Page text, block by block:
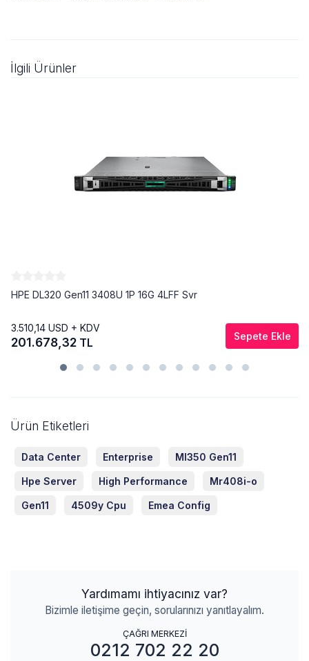
İlgili Ürünler
HPE DL320 Gen11 3408U 1P 16G 4LFF Svr
3.510,14 USD + KDV
201.678,32 TL Sepete Ekle
Ürün Etiketleri
Data Center Enterprise Ml350 Gen11
Hpe Server High Performance Mr408i-o
Gen11 4509y Cpu Emea Config
Yardımamı ihtiyacınız var?
Bizimle iletişime geçin, sorularınızı yanıtlayalım.
ÇAĞRI MERKEZİ
0212 702 22 20